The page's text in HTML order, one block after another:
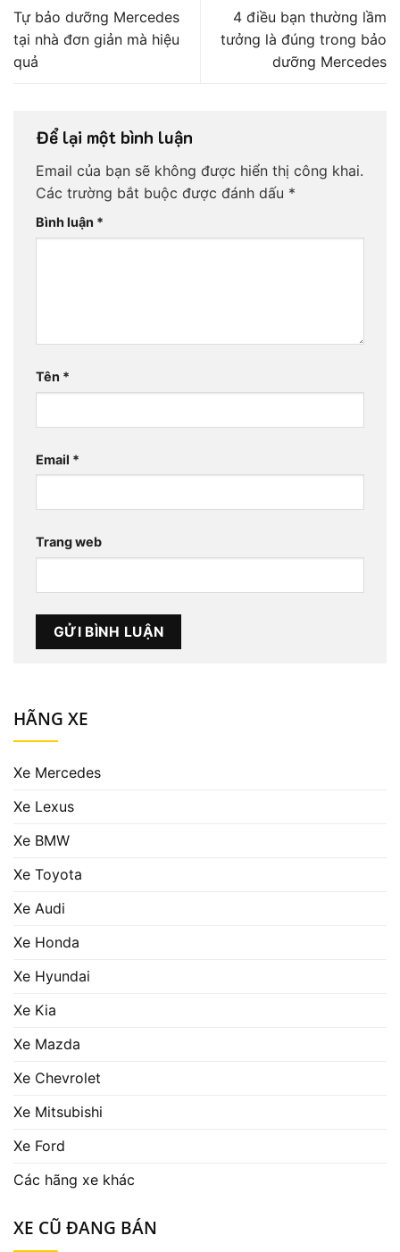
Tự bảo dưỡng Mercedes
tại nhà đơn giản mà hiệu
quả
4 điều bạn thường lầm
tưởng là đúng trong bảo
dưỡng Mercedes
Để lại một bình luận
Email của bạn sẽ không được hiển thị công khai.
Các trường bắt buộc được đánh dấu *
Bình luận *
Tên *
Email *
Trang web
HÃNG XE
Xe Mercedes
Xe Lexus
Xe BMW
Xe Toyota
Xe Audi
Xe Honda
Xe Hyundai
Xe Kia
Xe Mazda
Xe Chevrolet
Xe Mitsubishi
Xe Ford
Các hãng xe khác
XE CŨ ĐANG BÁN